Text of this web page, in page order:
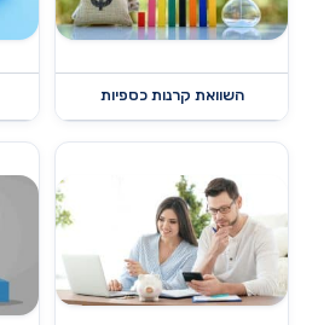
השוואת קרנות כספיות